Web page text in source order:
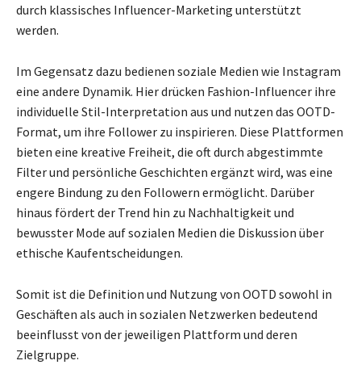
durch klassisches Influencer-Marketing unterstützt
werden.
Im Gegensatz dazu bedienen soziale Medien wie Instagram
eine andere Dynamik. Hier drücken Fashion-Influencer ihre
individuelle Stil-Interpretation aus und nutzen das OOTD-
Format, um ihre Follower zu inspirieren. Diese Plattformen
bieten eine kreative Freiheit, die oft durch abgestimmte
Filter und persönliche Geschichten ergänzt wird, was eine
engere Bindung zu den Followern ermöglicht. Darüber
hinaus fördert der Trend hin zu Nachhaltigkeit und
bewusster Mode auf sozialen Medien die Diskussion über
ethische Kaufentscheidungen.
Somit ist die Definition und Nutzung von OOTD sowohl in
Geschäften als auch in sozialen Netzwerken bedeutend
beeinflusst von der jeweiligen Plattform und deren
Zielgruppe.